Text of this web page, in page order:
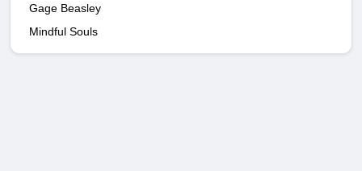
Gage Beasley
Mindful Souls